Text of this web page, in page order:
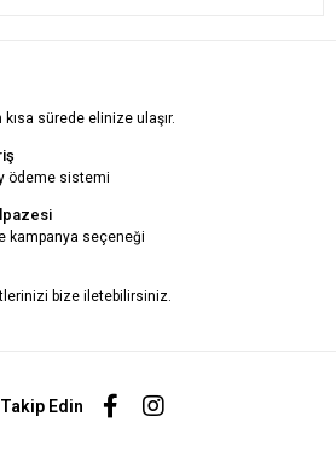
sürede elinize ulaşır.
ödeme sistemi
kampanya seçeneği
bize iletebilirsiniz.
Edin